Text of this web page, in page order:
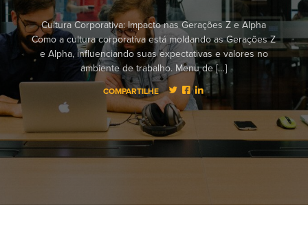
Cultura Corporativa: Impacto nas Gerações Z e Alpha
Como a cultura corporativa está moldando as Gerações Z
e Alpha, influenciando suas expectativas e valores no
ambiente de trabalho. Menu de […]
COMPARTILHE